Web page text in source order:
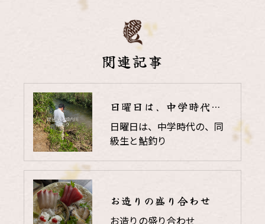
関連記事
日曜日は、中学時代の、同級生と鮎釣り
日曜日は、中学時代の、同
級生と鮎釣り
お造りの盛り合わせ
お造りの盛り合わせ